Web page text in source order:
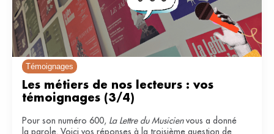
Témoignages
Les métiers de nos lecteurs : vos
témoignages (3/4)
Pour son numéro 600, La Lettre du Musicienvous a donné
la parole. Voici vos réponses à la troisième question de